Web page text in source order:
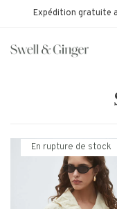
Expédition gratuite
En rupture de stock